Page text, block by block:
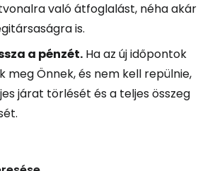
való átfoglalást, néha akár
is.
a pénzét. Ha az új időpontok
meg Önnek, és nem kell repülnie,
járat törlését és a teljes összeg